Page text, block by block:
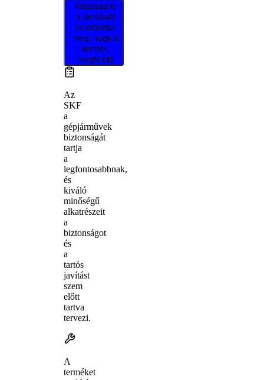
Válassza ki
a járművét
és erősítse
meg, hogy a
termék
megfelelő
Az
SKF
a
gépjárművek
biztonságát
tartja
a
legfontosabbnak,
és
kiváló
minőségű
alkatrészeit
a
biztonságot
és
a
tartós
javítást
szem
előtt
tartva
tervezi.
A
terméket